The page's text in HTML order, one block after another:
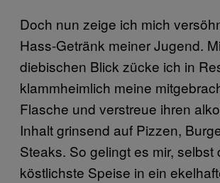
Doch nun zeige ich mich
Hass-Getränk meiner Jugend.
diebischen Blick zücke ich in
klammheimlich meine
Flasche und verstreue ihren
Inhalt grinsend auf Pizzen,
Steaks. So gelingt es mir, selbst
köstlichste Speise in ein